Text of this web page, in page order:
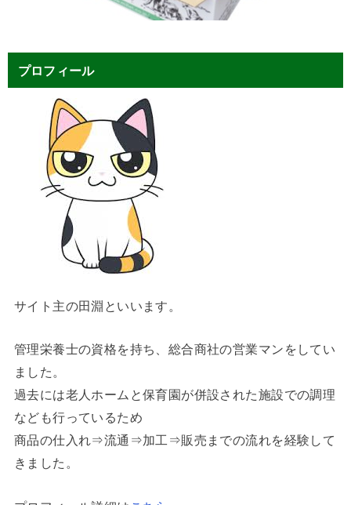
サイト主の田淵といいます。
管理栄養士の資格を持ち、総合商社の営業マンをしてい
ました。
なども行っているため
商品の仕入れ⇒流通⇒加工⇒販売までの流れを経験して
きました。
プロフィール詳細は こちら